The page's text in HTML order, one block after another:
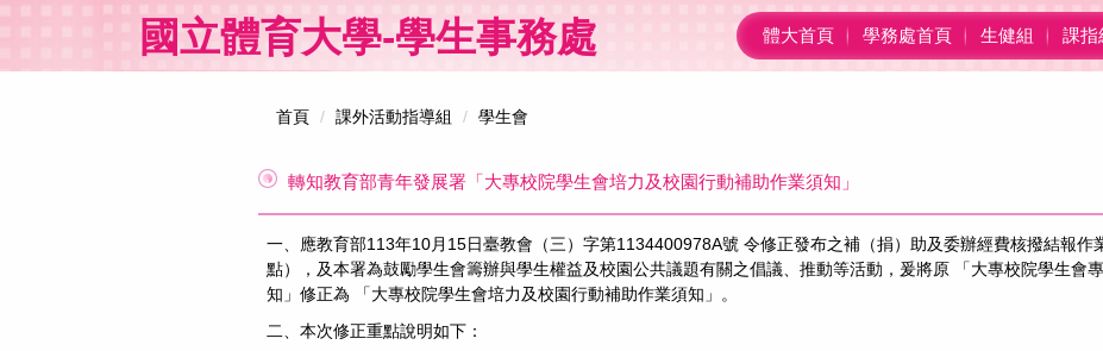
國立體育大學-學生事務處 體大首頁 學務處首頁 生健組 課指
首頁 課外活動指導組 學生會
轉知教育部青年發展署「大專校院學生會培力及校園行動補助作業須知」
一、應教育部113年10月15日臺教會（三）字第1134400978A號 令修正發布之補（捐）助及委辦經費核撥結報作
點），及本署為鼓勵學生會籌辦與學生權益及校園公共議題有關之倡議、推動等活動，爰將原 「大專校院學生會
知」修正為 「大專校院學生會培力及校園行動補助作業須知」。
二、本次修正重點說明如下：